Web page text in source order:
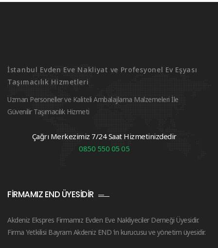
İstanbul Evden Eve Nakliyat ve Profesyonel Ev Eşyası
Taşımacılık Hizmetleri
Uzman Personeller ve Kaliteli Ambalajlama Malzemeleri İle
Güvenilir Taşımacılık Hizmeti
Çağrı Merkezimiz 7/24 Saat Hizmetinizdedir
0850 550 05 05
FIRMAMIZ END ÜYESIDIR
Akdeniz Ekspres Firmamız Evden Eve Nakliyeciler Derneği Üyesidir.
Firma Yetkilisi Bayram Akdeniz END ‘in kurucusu ve yönetim üyesidir.